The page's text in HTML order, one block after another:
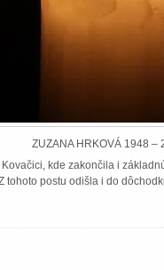
ZUZANA HRKOVÁ 1948 –
kde zakončila i
tohoto postu odišla i do